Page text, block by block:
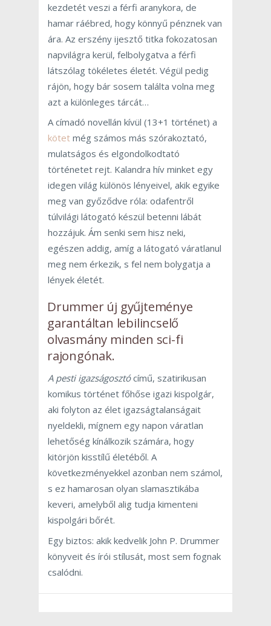
kezdetét veszi a férfi aranykora, de
hamar ráébred, hogy könnyű pénznek van
ára. Az erszény ijesztő titka fokozatosan
napvilágra kerül, felbolygatva a férfi
látszólag tökéletes életét. Végül pedig
rájön, hogy bár sosem találta volna meg
azt a különleges tárcát…
A címadó novellán kívül (13+1 történet) a
kötet még számos más szórakoztató,
mulatságos és elgondolkodtató
történetet rejt. Kalandra hív minket egy
idegen világ különös lényeivel, akik egyike
meg van győződve róla: odafentről
túlvilági látogató készül betenni lábát
hozzájuk. Ám senki sem hisz neki,
egészen addig, amíg a látogató váratlanul
meg nem érkezik, s fel nem bolygatja a
lények életét.
Drummer új gyűjteménye
garantáltan lebilincselő
olvasmány minden sci-fi
rajongónak.
A pesti igazságosztócímű, szatirikusan
komikus történet főhőse igazi kispolgár,
aki folyton az élet igazságtalanságait
nyeldekli, mígnem egy napon váratlan
lehetőség kínálkozik számára, hogy
kitörjön kisstílű életéből. A
következményekkel azonban nem számol,
s ez hamarosan olyan slamasztikába
keveri, amelyből alig tudja kimenteni
kispolgári bőrét.
Egy biztos: akik kedvelik John P. Drummer
könyveit és írói stílusát, most sem fognak
csalódni.